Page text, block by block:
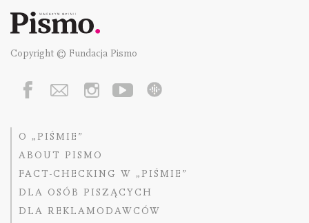
Copyright © Fundacja Pismo
O „PIŚMIE”
ABOUT PISMO
FACT-CHECKING W „PIŚMIE”
DLA OSÓB PISZĄCYCH
DLA REKLAMODAWCÓW